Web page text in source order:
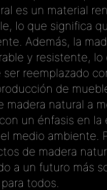
es un material
lo que significa
Además, la
y resistente, lo
reemplazado
de
madera natural a
un énfasis en la
medio ambiente.
de madera
a un futuro más
todos.